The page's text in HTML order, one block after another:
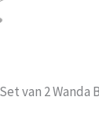
van 2